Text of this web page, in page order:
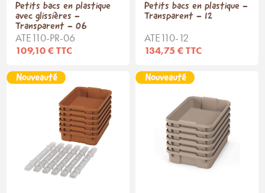
Petits bacs en plastique
avec glissières -
Transparent - 06
ATE110-PR-06
109,10 € TTC
Petits bacs en plastique -
Transparent - 12
ATE110-12
134,75 € TTC